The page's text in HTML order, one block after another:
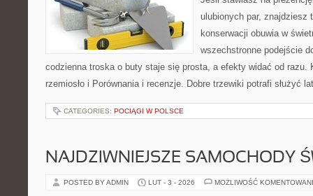
ulubionych par, znajdziesz
konserwacji obuwia w
wszechstronne podejście
codzienna troska o buty staje się prosta, a efekty widać od razu.
rzemiosło i Porównania i recenzje. Dobre trzewiki potrafi służyć
CATEGORIES: POCIĄGI W POLSCE
NAJDZIWNIEJSZE SAMOCHODY
POSTED BY ADMIN LUT - 3 - 2026 MOŻLIWOŚĆ